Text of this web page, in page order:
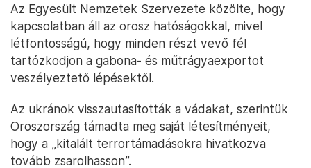
Az Egyesült Nemzetek Szervezete közölte, hogy
kapcsolatban áll az orosz hatóságokkal, mivel
létfontosságú, hogy minden részt vevő fél
tartózkodjon a gabona- és műtrágyaexportot
veszélyeztető lépésektől.
Az ukránok visszautasították a vádakat, szerintük
Oroszország támadta meg saját létesítményeit,
hogy a „kitalált terrortámadásokra hivatkozva
tovább zsarolhasson”.